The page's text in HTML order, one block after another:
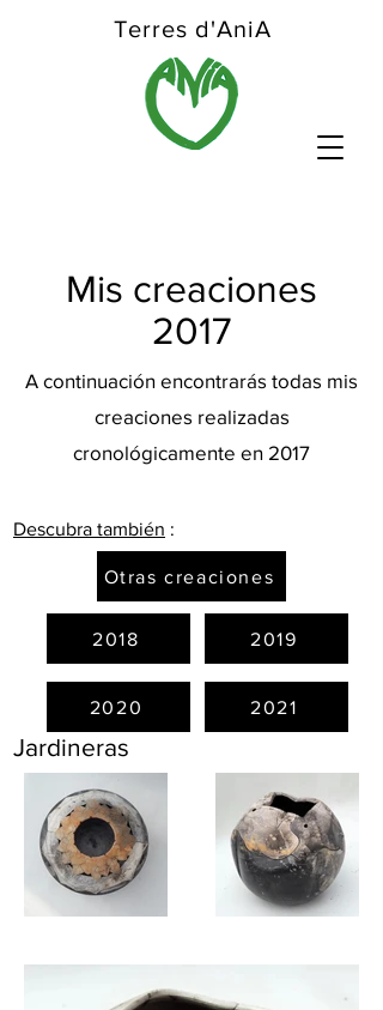
Terres d'AniA
Mis creaciones
2017
A continuación encontrarás todas mis
creaciones realizadas
cronológicamente en 2017
Descubra también :
Otras creaciones
2018 2019
2020 2021
Jardineras